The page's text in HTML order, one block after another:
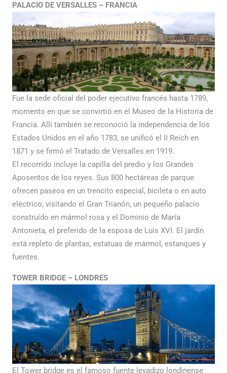
PALACIO DE VERSALLES – FRANCIA
Fue la sede oficial del poder ejecutivo francés hasta 1789,
momento en que se convirtió en el Museo de la Historia de
Francia. Allí también se reconoció la independencia de los
Estados Unidos en el año 1783, se unificó el II Reich en
1871 y se firmó el Tratado de Versalles en 1919.
El recorrido incluye la capilla del predio y los Grandes
Aposentos de los reyes. Sus 800 hectáreas de parque
ofrecen paseos en un trencito especial, bicileta o en auto
eléctrico; visitando el Gran Trianón, un pequeño palacio
construído en mármol rosa y el Dominio de María
Antonieta, el preferido de la esposa de Luis XVI. El jardín
está repleto de plantas, estatuas de mármol, estanques y
fuentes.
TOWER BRIDGE – LONDRES
El Tower bridge es el famoso fuente levadizo londinense